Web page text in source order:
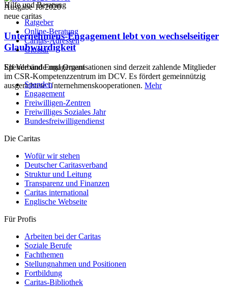
Ausgabe 10/2020
neue caritas
Unternehmens-Engagement lebt von wechselseitiger
Glaubwürdigkeit
Elf Verbände und Organisationen sind derzeit zahlende Mitglieder
im CSR-Kompetenzzentrum im DCV. Es fördert gemeinnützig
ausgerichtete Unternehmenskooperationen. Mehr
Hilfe und Beratung
Ratgeber
Online-Beratung
Caritas-Adressen
Glossar
Spende und Engagement
Spenden
Engagement
Freiwilligen-Zentren
Freiwilliges Soziales Jahr
Bundesfreiwilligendienst
Die Caritas
Wofür wir stehen
Deutscher Caritasverband
Struktur und Leitung
Transparenz und Finanzen
Caritas international
Englische Webseite
Für Profis
Arbeiten bei der Caritas
Soziale Berufe
Fachthemen
Stellungnahmen und Positionen
Fortbildung
Caritas-Bibliothek